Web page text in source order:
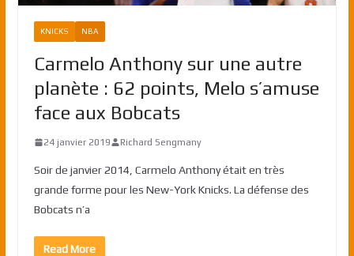
KNICKS NBA
Carmelo Anthony sur une autre
planète : 62 points, Melo s’amuse
face aux Bobcats
24 janvier 2019 Richard Sengmany
Soir de janvier 2014, Carmelo Anthony était en très
grande forme pour les New-York Knicks. La défense des
Bobcats n’a
Read More